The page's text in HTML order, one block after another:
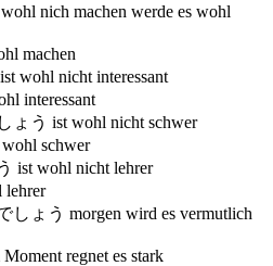
nich machen werde es wohl
machen
ist wohl nicht interessant
interessant
ょう ist wohl nicht schwer
schwer
ist wohl nicht lehrer
lehrer
しょう morgen wird es vermutlich
regnet es stark